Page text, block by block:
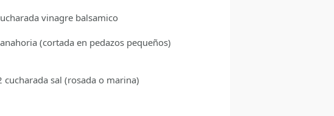
vinagre balsamico
(cortada en pedazos pequeños)
cucharada sal(rosada o marina)